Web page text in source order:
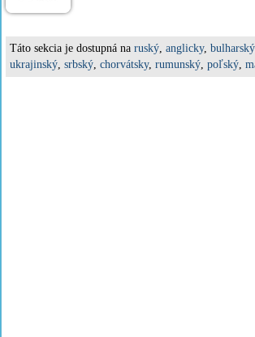
Táto sekcia je dostupná na ruský, anglicky, bulharský
ukrajinský, srbský, chorvátsky, rumunský, poľský,